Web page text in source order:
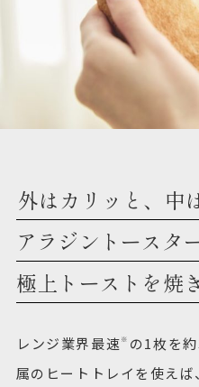
外はカリッと、中
アラジントースタ
極上トーストを焼
レンジ業界最速※ の1枚を
属のヒートトレイを使え